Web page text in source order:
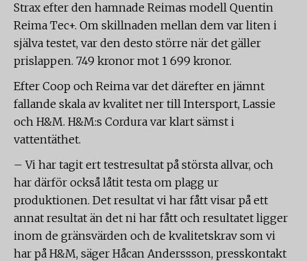
Strax efter den hamnade Reimas modell Quentin
Reima Tec+. Om skillnaden mellan dem var liten i
själva testet, var den desto större när det gäller
prislappen. 749 kronor mot 1 699 kronor.
Efter Coop och Reima var det därefter en jämnt
fallande skala av kvalitet ner till Intersport, Lassie
och H&M. H&M:s Cordura var klart sämst i
vattentäthet.
– Vi har tagit ert testresultat på största allvar, och
har därför också låtit testa om plagg ur
produktionen. Det resultat vi har fått visar på ett
annat resultat än det ni har fått och resultatet ligger
inom de gränsvärden och de kvalitetskrav som vi
har på H&M, säger Håcan Anderssson, presskontakt